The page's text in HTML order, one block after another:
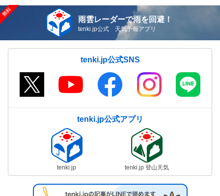
雨雲レーダーで雨を回避！
tenki.jp公式 天気予報アプリ
tenki.jp公式SNS
tenki.jp公式アプリ
tenki.jp tenki.jp 登山天気